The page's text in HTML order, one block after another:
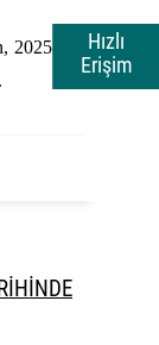
Hızlı
Erişim
Yılı